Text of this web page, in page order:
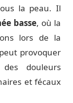
la peau. Il
basse, où la
lors de la
provoquer
douleurs
et fécaux